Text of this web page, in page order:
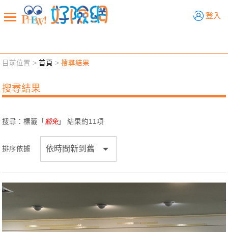
登入
新聞觀點 業務交流
退休先準備 好險學堂 輔銷工具 活動專區
目前位置 >首頁 >搜尋結果
搜尋結果
搜尋：標籤「 豁免」 結果約11項
排序依據